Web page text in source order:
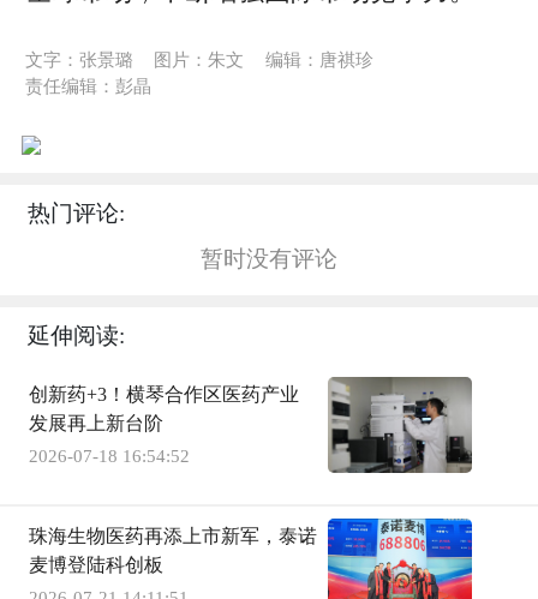
文字：张景璐 图片：朱文
编辑：唐祺珍
责任编辑：彭晶
热门评论:
暂时没有评论
延伸阅读:
创新药+3！横琴合作区医药产业
发展再上新台阶
2026-07-18 16:54:52
珠海生物医药再添上市新军，泰诺
麦博登陆科创板